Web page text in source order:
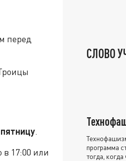
перед
.
17:00 или
СЛОВО
программа
тогда,